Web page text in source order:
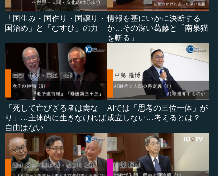
「国生み・国作り・国譲り・
国治め」と「むすひ」の力
情報を基にいかに決断する
か…その深い葛藤と「南泉猫
を斬る」
「死して亡びざる者は壽な
り」…主体的に生きなければ
自由はない
AIでは「思考の三位一体」が
成立しない…考えるとは？